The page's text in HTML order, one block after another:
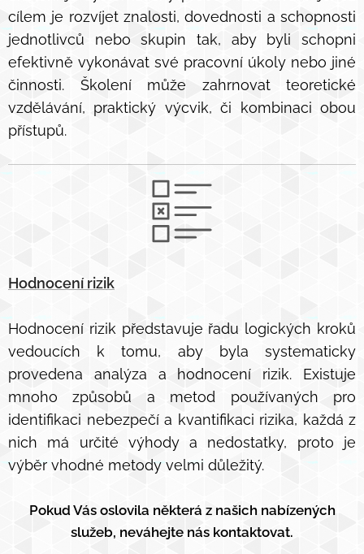
cílem je rozvíjet znalosti, dovednosti a schopnosti
jednotlivců nebo skupin tak, aby byli schopni
efektivně vykonávat své pracovní úkoly nebo jiné
činnosti. Školení může zahrnovat teoretické
vzdělávání, praktický výcvik, či kombinaci obou
přístupů.
Hodnocení rizik
Hodnocení rizik představuje řadu logických kroků
vedoucích k tomu, aby byla systematicky
provedena analýza a hodnocení rizik. Existuje
mnoho způsobů a metod používaných pro
identifikaci nebezpečí a kvantifikaci rizika, každá z
nich má určité výhody a nedostatky, proto je
výběr vhodné metody velmi důležitý.
Pokud Vás oslovila některá z našich nabízených
služeb, neváhejte nás kontaktovat.